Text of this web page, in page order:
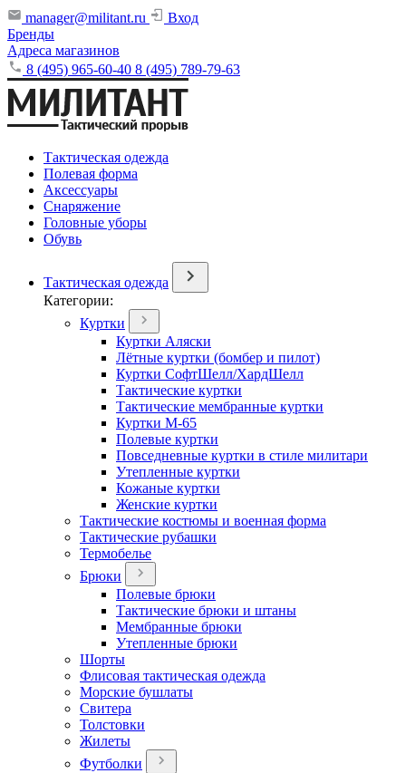
manager@militant.ru
Вход
Бренды
Адреса магазинов
8 (495) 965-60-40 8 (495) 789-79-63
Тактическая одежда
Полевая форма
Аксессуары
Снаряжение
Головные уборы
Обувь
Тактическая одежда
Категории:
Куртки
Куртки Аляски
Лётные куртки (бомбер и пилот)
Куртки СофтШелл/ХардШелл
Тактические куртки
Тактические мембранные куртки
Куртки М-65
Полевые куртки
Повседневные куртки в стиле милитари
Утепленные куртки
Кожаные куртки
Женские куртки
Тактические костюмы и военная форма
Тактические рубашки
Термобелье
Брюки
Полевые брюки
Тактические брюки и штаны
Мембранные брюки
Утепленные брюки
Шорты
Флисовая тактическая одежда
Морские бушлаты
Свитера
Толстовки
Жилеты
Футболки